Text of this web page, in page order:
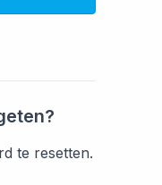
te resetten.